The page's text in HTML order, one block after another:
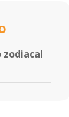
zodiacal